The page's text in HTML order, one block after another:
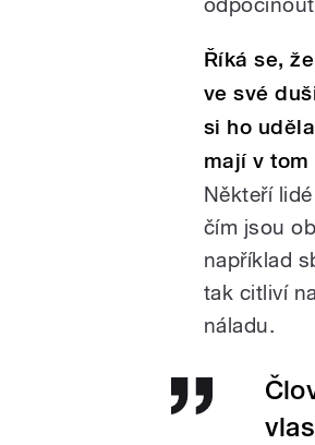
Říká se,
ve své
si ho
mají v
Někteří
čím jsou
například
tak citliví
náladu.